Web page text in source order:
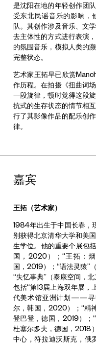
是沈阳在地的年轻创作团
受东北民谣音乐的影响，
队。其创作涉及音乐、文
去主体性的方式进行表演
的氛围音乐，模拟人类的
完整状态。
艺术家王拓早已欣赏
作历程。在拍摄《扭曲词
一段旋律，顿时觉得这段
抗式的生存状态的情节相
行了其影像作品的配乐创
律。
嘉宾
王拓（艺术家）
1984年出生于中国长春，
别获得北京清华大学和美
生学位。他的重要个展包
国，2020）；“王拓：
国，2019）；“语法灵猿”
“失忆事典”（泰康空间，
包括“第13届上海双年展，
代美术馆亚洲计划­——寻
尔，韩国，2020）；“精
登巴登，德国，2019）；
杜塞尔多夫，德国，2018
中心，符拉迪沃斯克，俄